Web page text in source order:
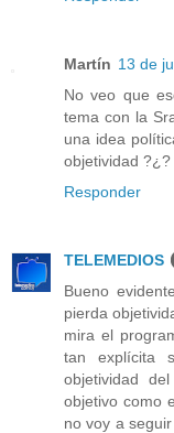
Martín 13 de
No veo que
tema con la
una idea
objetividad ?¿?
Responder
TELEMEDIOS
Bueno
pierda
mira el
tan explícita
objetividad
objetivo como
no voy a